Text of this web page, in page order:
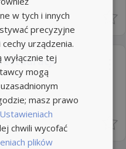
w tych i innych
precyzyjne
urządzenia.
tej
mogą
masz prawo
Ustawieniach
chwili wycofać
plików